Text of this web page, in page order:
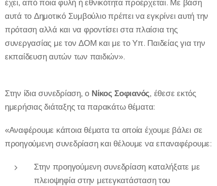
έχει, από ποια φυλή ή εθνικότητα προέρχεται. Με βάση
αυτά το Δημοτικό Συμβούλιο πρέπει να εγκρίνει αυτή την
πρόταση αλλά και να φροντίσει στα πλαίσια της
συνεργασίας με τον ΔΟΜ και με το Υπ. Παιδείας για την
εκπαίδευση αυτών των παιδιών».
Στην ίδια συνεδρίαση, ο Νίκος Σοφιανός, έθεσε εκτός
ημερήσιας διάταξης τα παρακάτω θέματα:
«Αναφέρουμε κάποια θέματα τα οποία έχουμε βάλει σε
προηγούμενη συνεδρίαση και θέλουμε να επαναφέρουμε:
Στην προηγούμενη συνεδρίαση καταλήξατε με
πλειοψηφία στην μετεγκατάσταση του